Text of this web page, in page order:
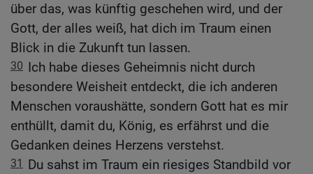
über das, was künftig geschehen wird, und der
Gott, der alles weiß, hat dich im Traum einen
Blick in die Zukunft tun lassen.
30 Ich habe dieses Geheimnis nicht durch
besondere Weisheit entdeckt, die ich anderen
Menschen voraushätte, sondern Gott hat es mir
enthüllt, damit du, König, es erfährst und die
Gedanken deines Herzens verstehst.
31
Du sahst im Traum ein riesiges Standbild vor